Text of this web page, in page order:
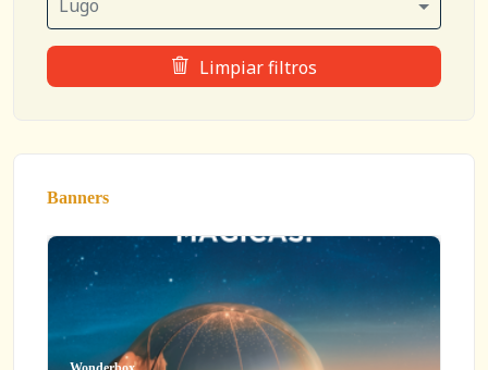
Lugo
Limpiar filtros
Banners